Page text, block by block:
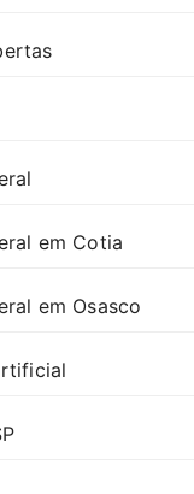
em Cotia
em Osasco